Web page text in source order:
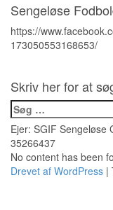
Sengeløse
https://
173050553168653/
Skriv her for at
Søg
efter:
Ejer: SGIF Sengeløse
35266437
No content has been
Drevet af WordPress |